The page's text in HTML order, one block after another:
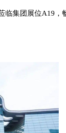
临集团展位A19，